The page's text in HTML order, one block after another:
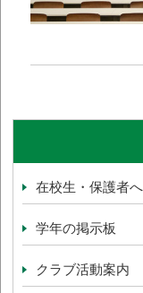
在校生・保護者
学年の掲示板
クラブ活動案内